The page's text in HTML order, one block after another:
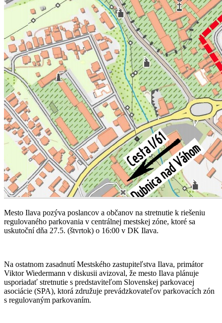
Mesto Ilava pozýva poslancov a občanov na stretnutie k riešeniu
regulovaného parkovania v centrálnej mestskej zóne, ktoré sa
uskutoční dňa 27.5. (štvrtok) o 16:00 v DK Ilava.
Na ostatnom zasadnutí Mestského zastupiteľstva Ilava, primátor
Viktor Wiedermann v diskusii avizoval, že mesto Ilava plánuje
usporiadať stretnutie s predstaviteľom Slovenskej parkovacej
asociácie (SPA), ktorá združuje prevádzkovateľov parkovacích zón
s regulovaným parkovaním.